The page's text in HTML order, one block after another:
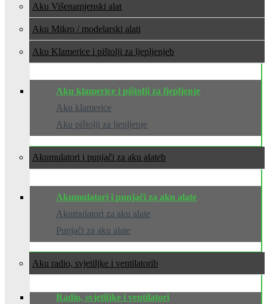
Aku Višenamjenski alat
Aku Mikro / modelarski alati
Aku Klamerice i pištolji za ljepljenje
Aku klamerice i pištolji za ljepljenje
Aku klamerice
Aku pištolji za ljepljenje
Akumulatori i punjači za aku alate
Akumulatori i punjači za aku alate
Akumulatori za aku alate
Punjači za aku alate
Aku radio, svjetiljke i ventilatori
Radio, svjetiljke i ventilatori